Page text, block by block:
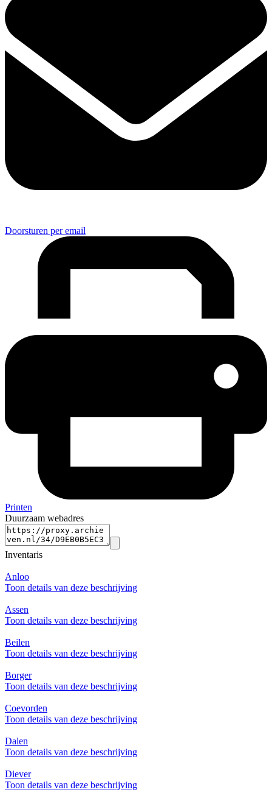
Doorsturen per email
Printen
Duurzaam webadres
Inventaris
Anloo
Toon details van deze beschrijving
Assen
Toon details van deze beschrijving
Beilen
Toon details van deze beschrijving
Borger
Toon details van deze beschrijving
Coevorden
Toon details van deze beschrijving
Dalen
Toon details van deze beschrijving
Diever
Toon details van deze beschrijving